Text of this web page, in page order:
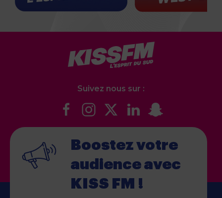
Suivez nous sur :
Boostez votre
audience avec
KISS FM !